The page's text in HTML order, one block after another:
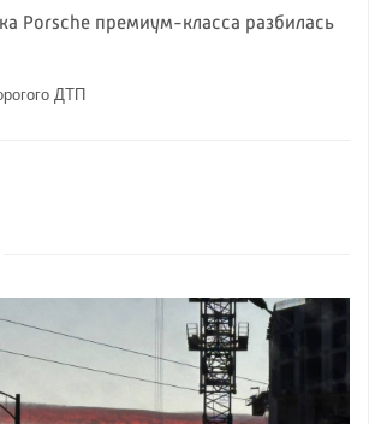
Porsche премиум-класса разбилась
ДТП